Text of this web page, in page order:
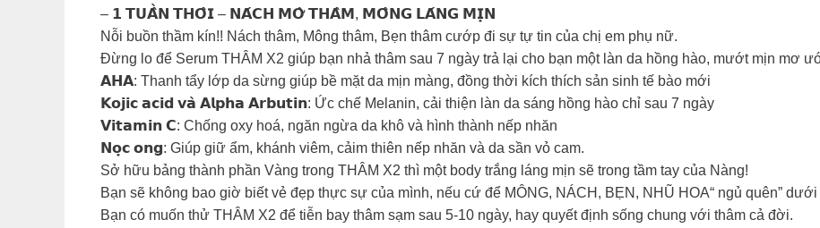
– 𝟭 𝗧𝗨𝗔̂̀𝗡 𝗧𝗛𝗢̂𝗜 – 𝗡𝗔́𝗖𝗛 𝗠𝗢̛̀ 𝗧𝗛𝗔̂𝗠, 𝗠𝗢̂𝗡𝗚 𝗟𝗔́𝗡𝗚 𝗠𝗜̣𝗡
Nỗi buồn thầm kín!! Nách thâm, Mông thâm, Bẹn thâm cướp đi sự tự tin của chị em phụ nữ.
Đừng lo để Serum THÂM X2 giúp bạn nhả thâm sau 7 ngày trả lại cho bạn một làn da hồng hào, mướt mịn mơ
𝗔𝗛𝗔: Thanh tẩy lớp da sừng giúp bề mặt da mịn màng, đồng thời kích thích sản sinh tế bào mới
𝗞𝗼𝗷𝗶𝗰 𝗮𝗰𝗶𝗱 𝘃𝗮̀ 𝗔𝗹𝗽𝗵𝗮 𝗔𝗿𝗯𝘂𝘁𝗶𝗻: Ức chế Melanin, cải thiện làn da sáng hồng hào chỉ sau 7 ngày
𝗩𝗶𝘁𝗮𝗺𝗶𝗻 𝗖: Chống oxy hoá, ngăn ngừa da khô và hình thành nếp nhăn
𝗡𝗼̣𝗰 𝗼𝗻𝗴: Giúp giữ ẩm, khánh viêm, cảim thiên nếp nhăn và da sần vỏ cam.
Sở hữu bảng thành phần Vàng trong THÂM X2 thì một body trắng láng mịn sẽ trong tầm tay của Nàng!
Bạn sẽ không bao giờ biết vẻ đẹp thực sự của mình, nếu cứ để MÔNG, NÁCH, BẸN, NHŨ HOA“ ngủ quên”
Bạn có muốn thử THÂM X2 để tiễn bay thâm sạm sau 5-10 ngày, hay quyết định sống chung với thâm cả đời.